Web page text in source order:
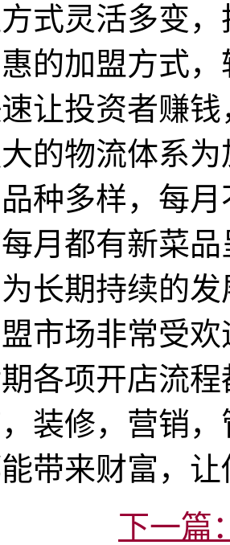
式灵活多变
的加盟方式
让投资者赚
的物流体系
种多样，每
月都有新菜
长期持续的
市场非常受
各项开店流
装修，营销
带来财富，
下一篇